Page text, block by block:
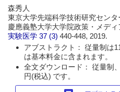
森秀人
東京大学先端科学技術研究セン
慶應義塾大学大学院政策・メデ
実験医学 37 (3)440-448, 2019.
アブストラクト： 従量制は
は基本料金に含まれます。
全文ダウンロード： 従量制
円(税込) です。